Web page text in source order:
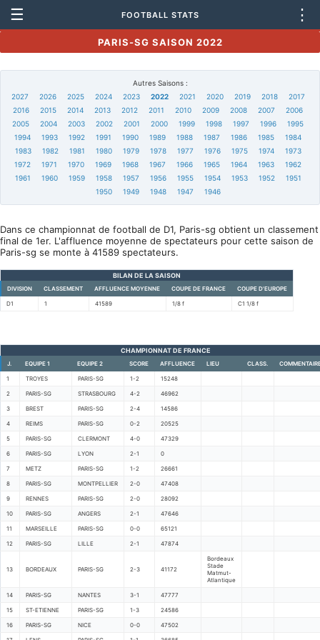
☰ FOOTBALL STATS ⋮
PARIS-SG SAISON 2022
Autres Saisons :
2027
2026 2025 2024 2023 2022 2021 2020 2019 2018
2017
2016
2015 2014 2013 2012 2011 2010 2009 2008 2007
2006
2005
2004 2003 2002 2001 2000 1999 1998 1997 1996
1995
1994
1993 1992 1991 1990 1989 1988 1987 1986 1985
1984
1983
1982 1981 1980 1979 1978 1977 1976 1975 1974
1973
1972
1971 1970 1969 1968 1967 1966 1965 1964 1963
1962
1961
1960 1959 1958 1957 1956 1955 1954 1953 1952
1951
1950
1949 1948 1947 1946
Dans ce championnat de football de D1, Paris-sg obtient un classement
final de 1er. L'affluence moyenne de spectateurs pour cette saison de
Paris-sg se monte à 41589 spectateurs.
BILAN DE LA SAISON
DIVISION CLASSEMENT AFFLUENCE MOYENNE COUPE DE FRANCE COUPE D'EUROPE
D1 1 41589 1/8 f C1 1/8 f
CHAMPIONNAT DE FRANCE
J. EQUIPE 1 EQUIPE 2 SCORE AFFLUENCE LIEU CLASS.
1 TROYES PARIS-SG 1-2 15248
2 PARIS-SG STRASBOURG 4-2 46962
3 BREST PARIS-SG 2-4 14586
4 REIMS PARIS-SG 0-2 20525
5 PARIS-SG CLERMONT 4-0 47329
6 PARIS-SG LYON 2-1 0
7 METZ PARIS-SG 1-2 26661
8 PARIS-SG MONTPELLIER 2-0 47408
9 RENNES PARIS-SG 2-0 28092
10 PARIS-SG ANGERS 2-1 47646
11 MARSEILLE PARIS-SG 0-0 65121
12 PARIS-SG LILLE 2-1 47874
13 BORDEAUX PARIS-SG 2-3 41172
Bordeaux
Stade
Matmut-
Atlantique
14 PARIS-SG NANTES 3-1 47777
15 ST-ETIENNE PARIS-SG 1-3 24586
16 PARIS-SG NICE 0-0 47502